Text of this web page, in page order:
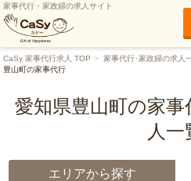
家事代行・家政婦の求人サイト
CaSy 家事代行求人 TOP 家事代行･家政婦の求人
豊山町の家事代行
愛知県豊山町の家
人一
エリアから探す